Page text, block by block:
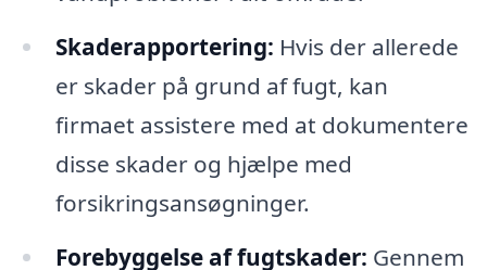
Skaderapportering: Hvis der allerede
er skader på grund af fugt, kan
firmaet assistere med at dokumentere
disse skader og hjælpe med
forsikringsansøgninger.
Forebyggelse af fugtskader: Gennem